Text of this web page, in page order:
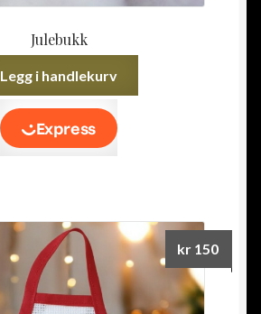
Julebukk
Legg i handlekurv
kr 150